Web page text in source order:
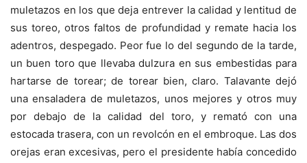
muletazos en los que deja entrever la calidad y lentitud de
sus toreo, otros faltos de profundidad y remate hacia los
adentros, despegado. Peor fue lo del segundo de la tarde,
un buen toro que llevaba dulzura en sus embestidas para
hartarse de torear; de torear bien, claro. Talavante dejó
una ensaladera de muletazos, unos mejores y otros muy
por debajo de la calidad del toro, y remató con una
estocada trasera, con un revolcón en el embroque. Las dos
orejas eran excesivas, pero el presidente había concedido